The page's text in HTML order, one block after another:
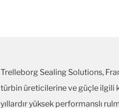
Trelleborg Sealing Solutions,
türbin üreticilerine ve güçle ilgili
yıllardır yüksek performanslı